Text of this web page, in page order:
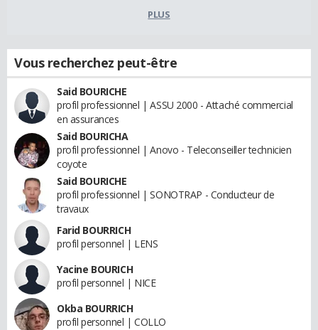
PLUS
Vous recherchez peut-être
Said BOURICHE
profil professionnel | ASSU 2000 - Attaché commercial
en assurances
Said BOURICHA
profil professionnel | Anovo - Teleconseiller technicien
coyote
Said BOURICHE
profil professionnel | SONOTRAP - Conducteur de
travaux
Farid BOURRICH
profil personnel | LENS
Yacine BOURICH
profil personnel | NICE
Okba BOURRICH
profil personnel | COLLO